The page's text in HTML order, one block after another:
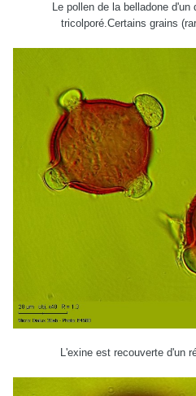
Le pollen de la belladone
tricolporé.Certains grains
L'exine est recouverte d'un